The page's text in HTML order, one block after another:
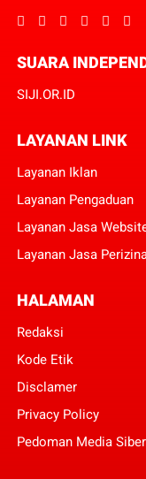
SUARA
SIJI.OR.ID
LAYANAN LINK
Layanan Iklan
Layanan Pengaduan
Layanan Jasa
Layanan Jasa
HALAMAN
Redaksi
Kode Etik
Disclamer
Privacy Policy
Pedoman Media Siber